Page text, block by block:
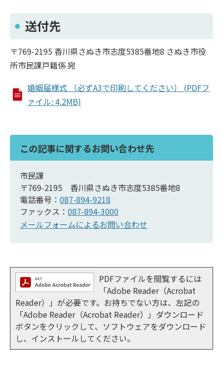
送付先
〒769-2195 香川県さぬき市志度5385番地8 さぬき市役
所市民課戸籍係 宛
婚姻届様式 （必ずA3で印刷してください） (PDFフ
ァイル: 4.2MB)
この記事に関するお問い合わせ先
市民課
〒769-2195 香川県さぬき市志度5385番地8
電話番号： 087-894-9218
ファックス： 087-894-3000
メールフォームによるお問い合わせ
PDFファイルを閲覧するには
「Adobe Reader（Acrobat
Reader）」が必要です。お持ちでない方は、左記の
「Adobe Reader（Acrobat Reader）」ダウンロード
ボタンをクリックして、ソフトウェアをダウンロード
し、インストールしてください。